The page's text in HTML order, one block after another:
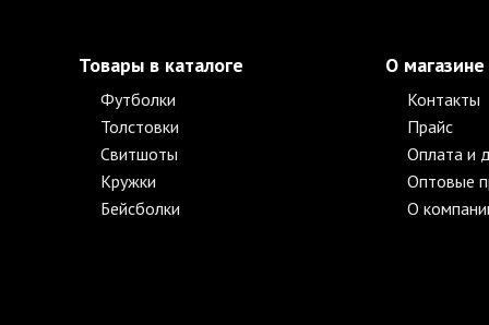
Товары в каталоге
Футболки
Толстовки
Свитшоты
Кружки
Бейсболки
О магазине
Контакты
Прайс
Оплата и
Оптовые
О